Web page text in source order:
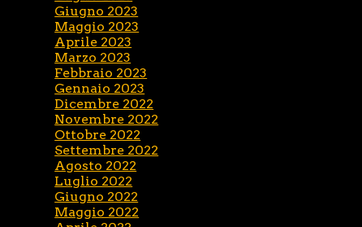
Giugno 2023
Maggio 2023
Aprile 2023
Marzo 2023
Febbraio 2023
Gennaio 2023
Dicembre 2022
Novembre 2022
Ottobre 2022
Settembre 2022
Agosto 2022
Luglio 2022
Giugno 2022
Maggio 2022